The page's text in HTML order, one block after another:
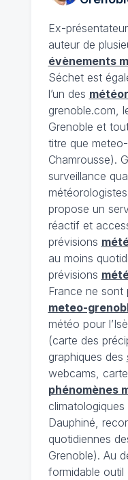
Ex-
auteur de
évènements
Séchet est
l’un des
grenoble.com,
Grenoble et
titre que
Chamrousse).
surveillance
météorologistes,
propose un
réactif et
prévisions
au moins
prévisions
France ne sont
meteo-
météo pour
(carte des
graphiques des
webcams,
phénomènes
Dauphiné,
quotidiennes
Grenoble). Au
formidable outil